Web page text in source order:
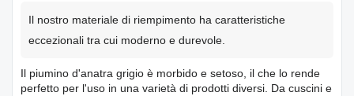
Il nostro materiale di riempimento ha caratteristiche
eccezionali tra cui moderno e durevole.
Il piumino d'anatra grigio è morbido e setoso, il che lo rende
perfetto per l'uso in una varietà di prodotti diversi. Da cuscini e